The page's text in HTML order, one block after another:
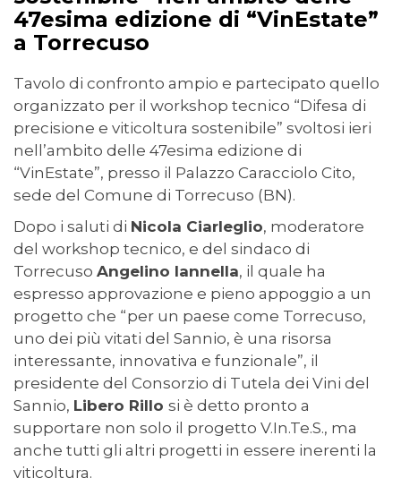
47esima edizione di “VinEstate”
a Torrecuso
Tavolo di confronto ampio e partecipato quello
organizzato per il workshop tecnico “Difesa di
precisione e viticoltura sostenibile” svoltosi ieri
nell’ambito delle 47esima edizione di
“VinEstate”, presso il Palazzo Caracciolo Cito,
sede del Comune di Torrecuso (BN).
Dopo i saluti di Nicola Ciarleglio, moderatore
del workshop tecnico, e del sindaco di
Torrecuso Angelino Iannella, il quale ha
espresso approvazione e pieno appoggio a un
progetto che “per un paese come Torrecuso,
uno dei più vitati del Sannio, è una risorsa
interessante, innovativa e funzionale”, il
presidente del Consorzio di Tutela dei Vini del
Sannio, Libero Rillo si è detto pronto a
supportare non solo il progetto V.In.Te.S., ma
anche tutti gli altri progetti in essere inerenti la
viticoltura.